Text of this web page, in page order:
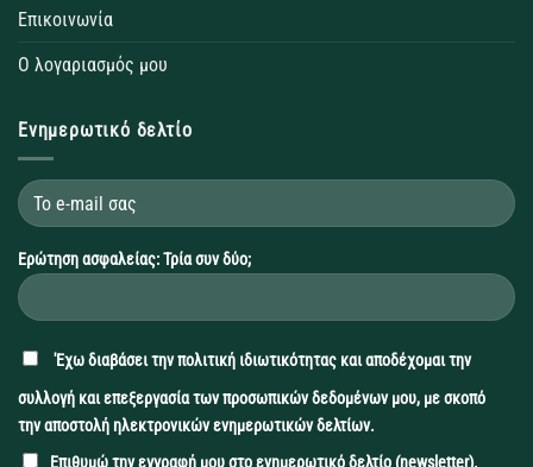
Επικοινωνία
Ο λογαριασμός μου
Ενημερωτικό δελτίο
Ερώτηση ασφαλείας: Τρία συν δύο;
'Εχω διαβάσει τηνπολιτική ιδιωτικότητας και αποδέχομαι την
συλλογή και επεξεργασία των προσωπικών δεδομένων μου, με σκοπό
την αποστολή ηλεκτρονικών ενημερωτικών δελτίων.
Επιθυμώ την εγγραφή μου στο ενημερωτικό δελτίο (newsletter).